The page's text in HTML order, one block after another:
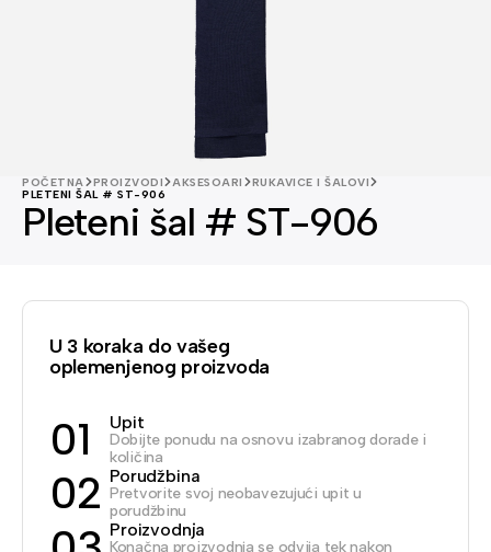
POČETNA PROIZVODI AKSESOARI
RUKAVICE I ŠALOVI
PLETENI ŠAL # ST-906
Pleteni šal # ST-906
U 3 koraka do vašeg
oplemenjenog proizvoda
01 Upit
Dobijte ponudu na osnovu izabranog dorade i
količina
02 Porudžbina
Pretvorite svoj neobavezujući upit u
porudžbinu
Proizvodnja
Konačna proizvodnja se odvija tek nakon